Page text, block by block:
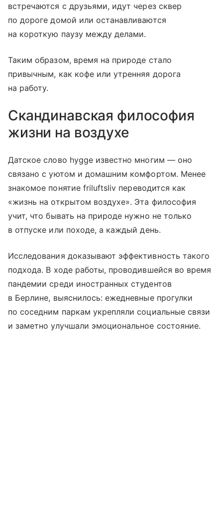
встречаются с друзьями, идут через сквер
по дороге домой или останавливаются
на короткую паузу между делами.
Таким образом, время на природе стало
привычным, как кофе или утренняя дорога
на работу.
Скандинавская философия
жизни на воздухе
Датское слово hygge известно многим — оно
связано с уютом и домашним комфортом. Менее
знакомое понятие friluftsliv переводится как
«жизнь на открытом воздухе». Эта философия
учит, что бывать на природе нужно не только
в отпуске или походе, а каждый день.
Исследования доказывают эффективность такого
подхода. В ходе работы, проводившейся во время
пандемии среди иностранных студентов
в Берлине, выяснилось: ежедневные прогулки
по соседним паркам укрепляли социальные связи
и заметно улучшали эмоциональное состояние.